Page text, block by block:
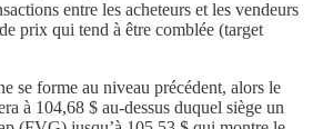
entre les acheteurs et les vendeurs
prix qui tend à être comblée (target
se forme au niveau précédent, alors le
à 104,68 $ au-dessus duquel siège un